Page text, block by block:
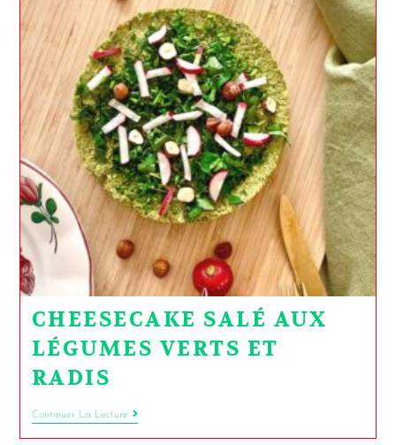
CHEESECAKE SALÉ AUX
LÉGUMES VERTS ET
RADIS
Continuer La Lecture